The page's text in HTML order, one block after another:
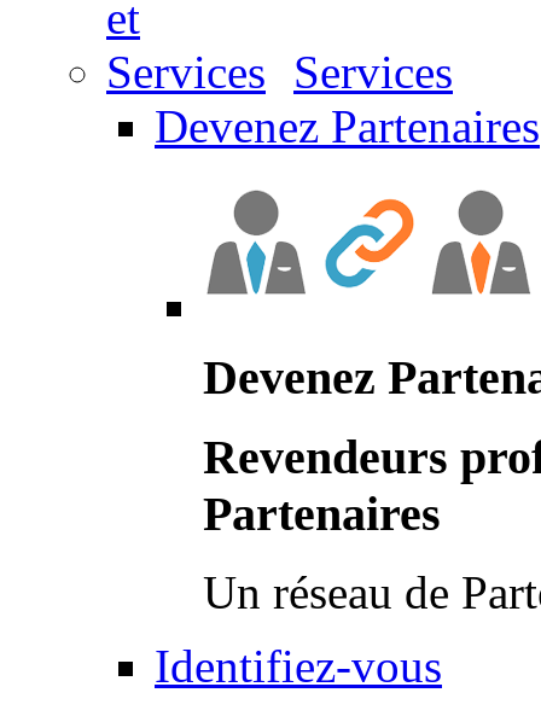
Services
Devenez Partenaires
Devenez
Revendeurs
Partenaires
Un réseau de
Identifiez-vous